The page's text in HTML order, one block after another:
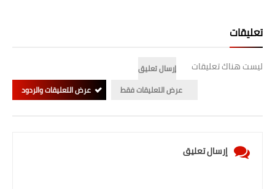
تعليقات
ليست هناك تعليقات
إرسال تعليق
عرض التعليقات فقط
عرض التعليقات والردود
إرسال تعليق